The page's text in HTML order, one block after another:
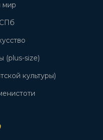
мир
size)
культуры)